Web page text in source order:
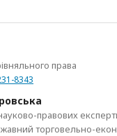
права
8343
правових
торговельно-